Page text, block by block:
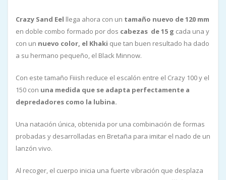
Crazy Sand Eel llega ahora con un tamaño nuevo de 120 mm
en doble combo formado por dos cabezas de 15 g cada una y
con un nuevo color, el Khaki que tan buen resultado ha dado
a su hermano pequeño, el Black Minnow.
Con este tamaño Fiiish reduce el escalón entre el Crazy 100 y el
150 con una medida que se adapta perfectamente a
depredadores como la lubina.
Una natación única, obtenida por una combinación de formas
probadas y desarrolladas en Bretaña para imitar el nado de un
lanzón vivo.
Al recoger, el cuerpo inicia una fuerte vibración que desplaza